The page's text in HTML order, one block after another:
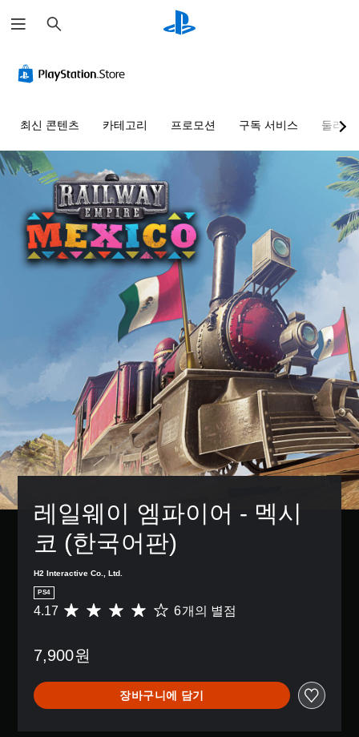
색
최신 콘텐츠 카테고리 프로모션 구독 서비스 둘러보
레일웨이 엠파이어 - 멕시
코 (한국어판)
H2 Interactive Co., Ltd.
PS4
총
점
로
부
터
4.17 6개의 별점
7,900원
장바구니에 담기